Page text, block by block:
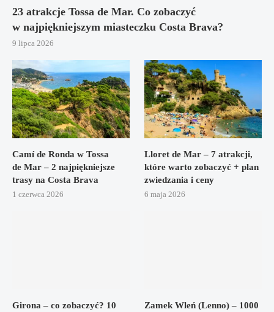
23 atrakcje Tossa de Mar. Co zobaczyć
w najpiękniejszym miasteczku Costa Brava?
9 lipca 2026
Camí de Ronda w Tossa
de Mar – 2 najpiękniejsze
trasy na Costa Brava
1 czerwca 2026
Lloret de Mar – 7 atrakcji,
które warto zobaczyć + plan
zwiedzania i ceny
6 maja 2026
Girona – co zobaczyć? 10
Zamek Wleń (Lenno) – 1000